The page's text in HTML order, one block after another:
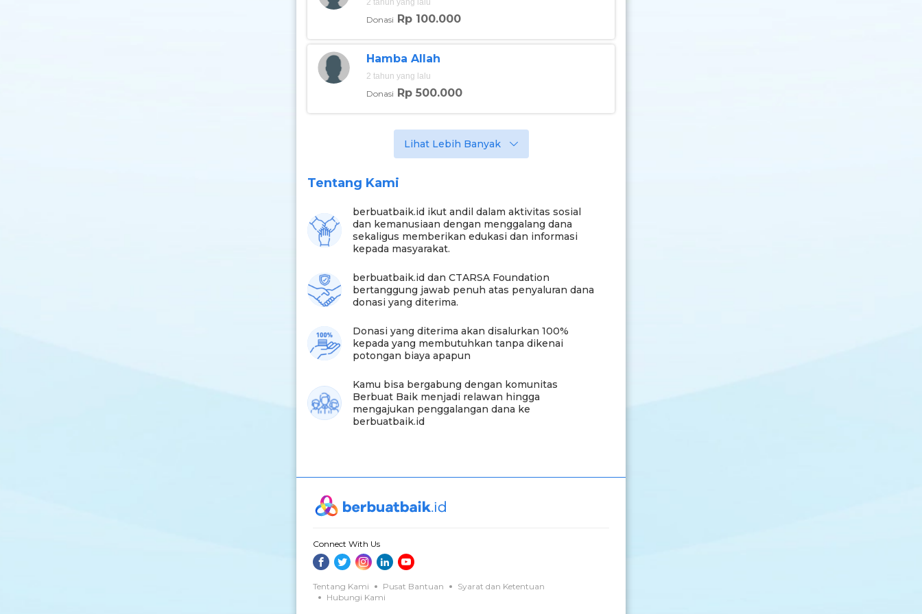
Bersyukur lewat pundi-pundi donasi dari Sahabat Baik,
Abah Kunu dapat memberikan peristirahatan yang layak
dan mendekatkan makamnya dari kediaman Abah Kunu.
Abah juga merenovasi rumahnya yang sudah bocor sana
sini dan mengganti kayu-kayu penyanggahya sehingga
“Alhamdulillah ya, Alhamdulillah terima kasih sebanyak
banyaknya, udah ngerepotin semuanya,” ucap Abah
Sahabat baik, total donasi yang telah tersalurkan
baiknya agar kehidupan Abah Kunu membaik.
Terima kasih atas kesediaan dan ketulusan sahabat baik
dalam membantu perjuangan Abah Kunu dan Mak Ukat.
Kabar baiknya, semua donasi yang diberikan seluruhnya
seputar kampanye sosial yang kamu ikuti, berikut update
terkininya.
Jika kamu berminat lebih dalam berkontribusi di
kampanye sosial,
2 tahun yang lalu
Donasi Rp 100.000
Hamba Allah
2 tahun yang lalu
Donasi Rp 500.000
Lihat Lebih Banyak
Tentang Kami
berbuatbaik.id ikut andil dalam aktivitas sosial
dan kemanusiaan dengan menggalang dana
sekaligus memberikan edukasi dan informasi
kepada masyarakat.
berbuatbaik.id dan CTARSA Foundation
bertanggung jawab penuh atas penyaluran dana
donasi yang diterima.
Donasi yang diterima akan disalurkan 100%
kepada yang membutuhkan tanpa dikenai
potongan biaya apapun
Kamu bisa bergabung dengan komunitas
Berbuat Baik menjadi relawan hingga
mengajukan penggalangan dana ke
berbuatbaik.id
Connect With Us
Tentang Kami Pusat Bantuan
Syarat dan Ketentuan
Hubungi Kami